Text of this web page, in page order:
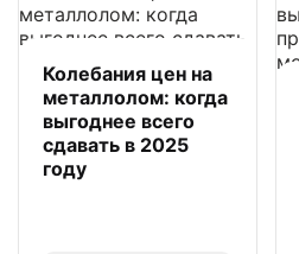
Колебания цен на
металлолом: когда
выгоднее всего
сдавать в 2025
году